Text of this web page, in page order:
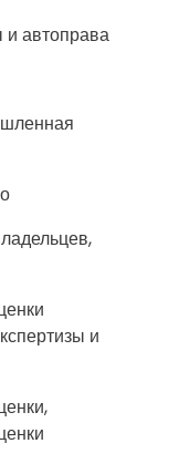
и автоправа
и